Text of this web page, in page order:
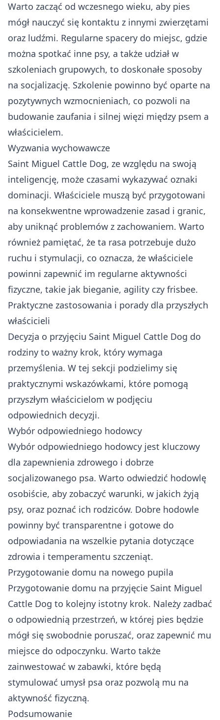
Warto zacząć od wczesnego wieku, aby pies
mógł nauczyć się kontaktu z innymi zwierzętami
oraz ludźmi. Regularne spacery do miejsc, gdzie
można spotkać inne psy, a także udział w
szkoleniach grupowych, to doskonałe sposoby
na socjalizację. Szkolenie powinno być oparte na
pozytywnych wzmocnieniach, co pozwoli na
budowanie zaufania i silnej więzi między psem a
właścicielem.
Wyzwania wychowawcze
Saint Miguel Cattle Dog, ze względu na swoją
inteligencję, może czasami wykazywać oznaki
dominacji. Właściciele muszą być przygotowani
na konsekwentne wprowadzenie zasad i granic,
aby uniknąć problemów z zachowaniem. Warto
również pamiętać, że ta rasa potrzebuje dużo
ruchu i stymulacji, co oznacza, że właściciele
powinni zapewnić im regularne aktywności
fizyczne, takie jak bieganie, agility czy frisbee.
Praktyczne zastosowania i porady dla przyszłych
właścicieli
Decyzja o przyjęciu Saint Miguel Cattle Dog do
rodziny to ważny krok, który wymaga
przemyślenia. W tej sekcji podzielimy się
praktycznymi wskazówkami, które pomogą
przyszłym właścicielom w podjęciu
odpowiednich decyzji.
Wybór odpowiedniego hodowcy
Wybór odpowiedniego hodowcy jest kluczowy
dla zapewnienia zdrowego i dobrze
socjalizowanego psa. Warto odwiedzić hodowlę
osobiście, aby zobaczyć warunki, w jakich żyją
psy, oraz poznać ich rodziców. Dobre hodowle
powinny być transparentne i gotowe do
odpowiadania na wszelkie pytania dotyczące
zdrowia i temperamentu szczeniąt.
Przygotowanie domu na nowego pupila
Przygotowanie domu na przyjęcie Saint Miguel
Cattle Dog to kolejny istotny krok. Należy zadbać
o odpowiednią przestrzeń, w której pies będzie
mógł się swobodnie poruszać, oraz zapewnić mu
miejsce do odpoczynku. Warto także
zainwestować w zabawki, które będą
stymulować umysł psa oraz pozwolą mu na
aktywność fizyczną.
Podsumowanie